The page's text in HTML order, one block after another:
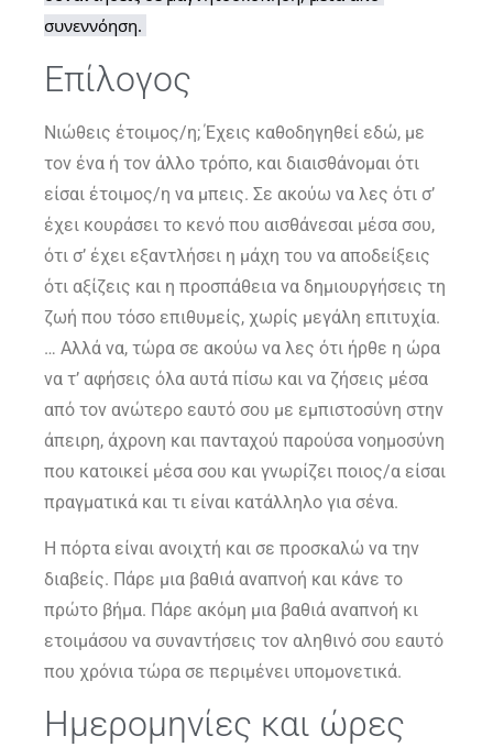
συνεννόηση.
Επίλογος
Νιώθεις έτοιμος/η; Έχεις καθοδηγηθεί εδώ, με
τον ένα ή τον άλλο τρόπο, και διαισθάνομαι ότι
είσαι έτοιμος/η να μπεις. Σε ακούω να λες ότι σ’
έχει κουράσει το κενό που αισθάνεσαι μέσα σου,
ότι σ’ έχει εξαντλήσει η μάχη του να αποδείξεις
ότι αξίζεις και η προσπάθεια να δημιουργήσεις τη
ζωή που τόσο επιθυμείς, χωρίς μεγάλη επιτυχία.
… Αλλά να, τώρα σε ακούω να λες ότι ήρθε η ώρα
να τ’ αφήσεις όλα αυτά πίσω και να ζήσεις μέσα
από τον ανώτερο εαυτό σου με εμπιστοσύνη στην
άπειρη, άχρονη και πανταχού παρούσα νοημοσύνη
που κατοικεί μέσα σου και γνωρίζει ποιος/α είσαι
πραγματικά και τι είναι κατάλληλο για σένα.
Η πόρτα είναι ανοιχτή και σε προσκαλώ να την
διαβείς. Πάρε μια βαθιά αναπνοή και κάνε το
πρώτο βήμα. Πάρε ακόμη μια βαθιά αναπνοή κι
ετοιμάσου να συναντήσεις τον αληθινό σου εαυτό
που χρόνια τώρα σε περιμένει υπομονετικά.
Ημερομηνίες και ώρες